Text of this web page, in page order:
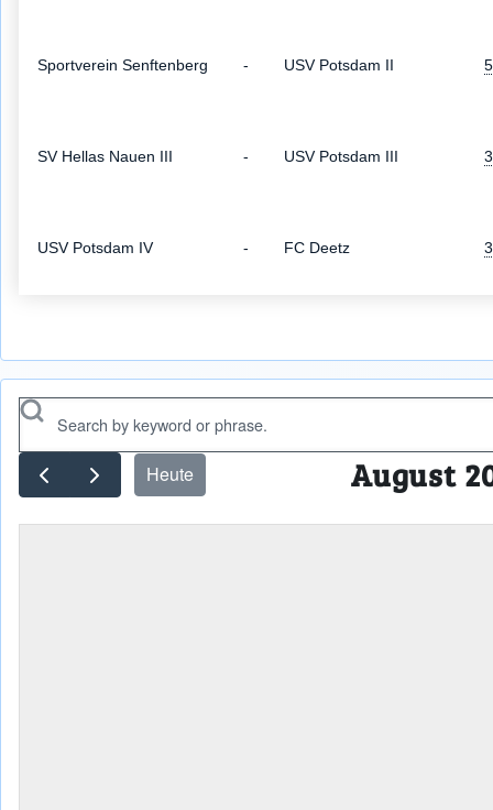
Sportverein Senftenberg - USV Potsdam II
SV Hellas Nauen III - USV Potsdam III
USV Potsdam IV - FC Deetz
Search
Heute August